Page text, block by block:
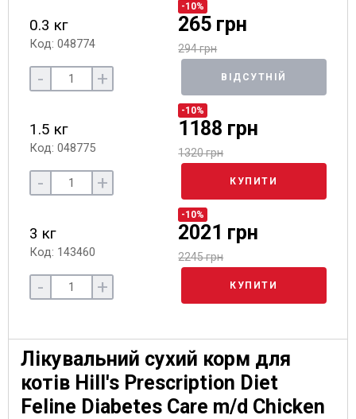
0.3 кг
Код: 048774
-10%
265 грн
294 грн
- + ВІДСУТНІЙ
1.5 кг
Код: 048775
-10%
1188 грн
1320 грн
- + КУПИТИ
3 кг
Код: 143460
-10%
2021 грн
2245 грн
- + КУПИТИ
Лікувальний сухий корм для
котів Hill's Prescription Diet
Feline Diabetes Care m/d Chicken